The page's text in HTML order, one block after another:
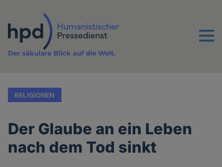
Inhalt
Menu
Der säkulare Blick auf die Welt.
RELIGIONEN
Der Glaube an ein Leben
nach dem Tod sinkt